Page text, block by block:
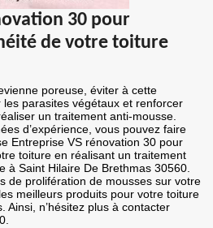
30 pour
de votre toiture
poreuse, éviter à cette
les parasites végétaux et renforcer
un traitement anti-mousse.
d’expérience, vous pouvez faire
Entreprise VS rénovation 30 pour
toiture en réalisant un traitement
à Saint Hilaire De Brethmas 30560.
de prolifération de mousses sur votre
meilleurs produits pour votre toiture
Ainsi, n’hésitez plus à contacter